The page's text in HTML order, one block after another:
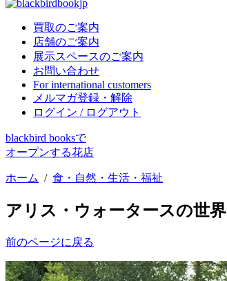
買取のご案内
店舗のご案内
展示スペースのご案内
お問い合わせ
For international customers
メルマガ登録・解除
ログイン / ログアウト
blackbird booksで
オープンする花店
ホーム / 食・自然・生活・福祉
アリス・ウォータースの世界
前のページに戻る